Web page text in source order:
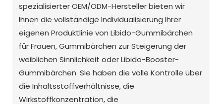
spezialisierter OEM/ODM-Hersteller bieten wir
Ihnen die vollständige Individualisierung Ihrer
eigenen Produktlinie von Libido-Gummibärchen
für Frauen, Gummibärchen zur Steigerung der
weiblichen Sinnlichkeit oder Libido-Booster-
Gummibärchen. Sie haben die volle Kontrolle über
die Inhaltsstoffverhältnisse, die
Wirkstoffkonzentration, die